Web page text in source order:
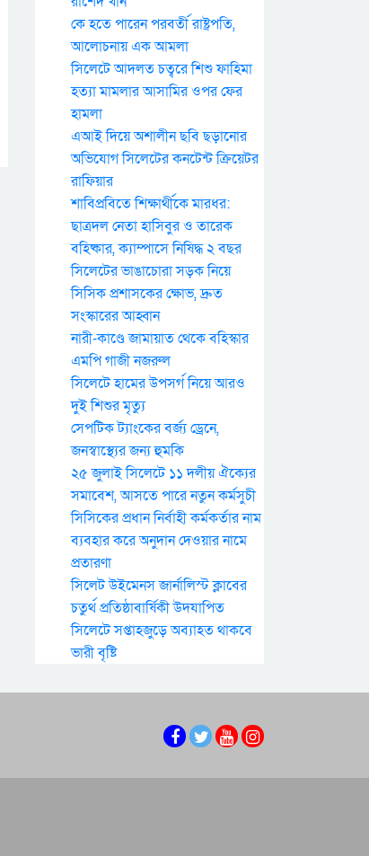
কে হতে পারেন পরবর্তী রাষ্ট্রপতি,
আলোচনায় এক আমলা
সিলেটে আদলত চত্বরে শিশু ফাহিমা
হত্যা মামলার আসামির ওপর ফের
হামলা
এআই দিয়ে অশালীন ছবি ছড়ানোর
অভিযোগ সিলেটের কনটেন্ট ক্রিয়েটর
রাফিয়ার
শাবিপ্রবিতে শিক্ষার্থীকে মারধর:
ছাত্রদল নেতা হাসিবুর ও তারেক
বহিষ্কার, ক্যাম্পাসে নিষিদ্ধ ২ বছর
সিলেটের ভাঙাচোরা সড়ক নিয়ে
সিসিক প্রশাসকের ক্ষোভ, দ্রুত
সংস্কারের আহ্বান
নারী-কাণ্ডে জামায়াত থেকে বহিস্কার
এমপি গাজী নজরুল
সিলেটে হামের উপসর্গ নিয়ে আরও
দুই শিশুর মৃত্যু
সেপটিক ট্যাংকের বর্জ্য ড্রেনে,
জনস্বাস্থ্যের জন্য হুমকি
২৫ জুলাই সিলেটে ১১ দলীয় ঐক্যের
সমাবেশ, আসতে পারে নতুন কর্মসুচী
সিসিকের প্রধান নির্বাহী কর্মকর্তার নাম
ব্যবহার করে অনুদান দেওয়ার নামে
প্রতারণা
সিলেট উইমেনস জার্নালিস্ট ক্লাবের
চতুর্থ প্রতিষ্ঠাবার্ষিকী উদযাপিত
সিলেটে সপ্তাহজুড়ে অব্যাহত থাকবে
ভারী বৃষ্টি